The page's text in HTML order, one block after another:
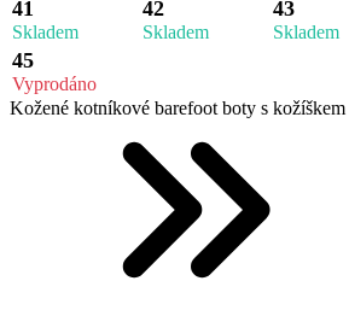
41
Skladem
42
Skladem
43
Skladem
45
Vyprodáno
Kožené kotníkové barefoot boty s kožíškem